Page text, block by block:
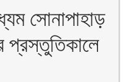
সোনাপাহাড়
প্রস্তুতিকালে